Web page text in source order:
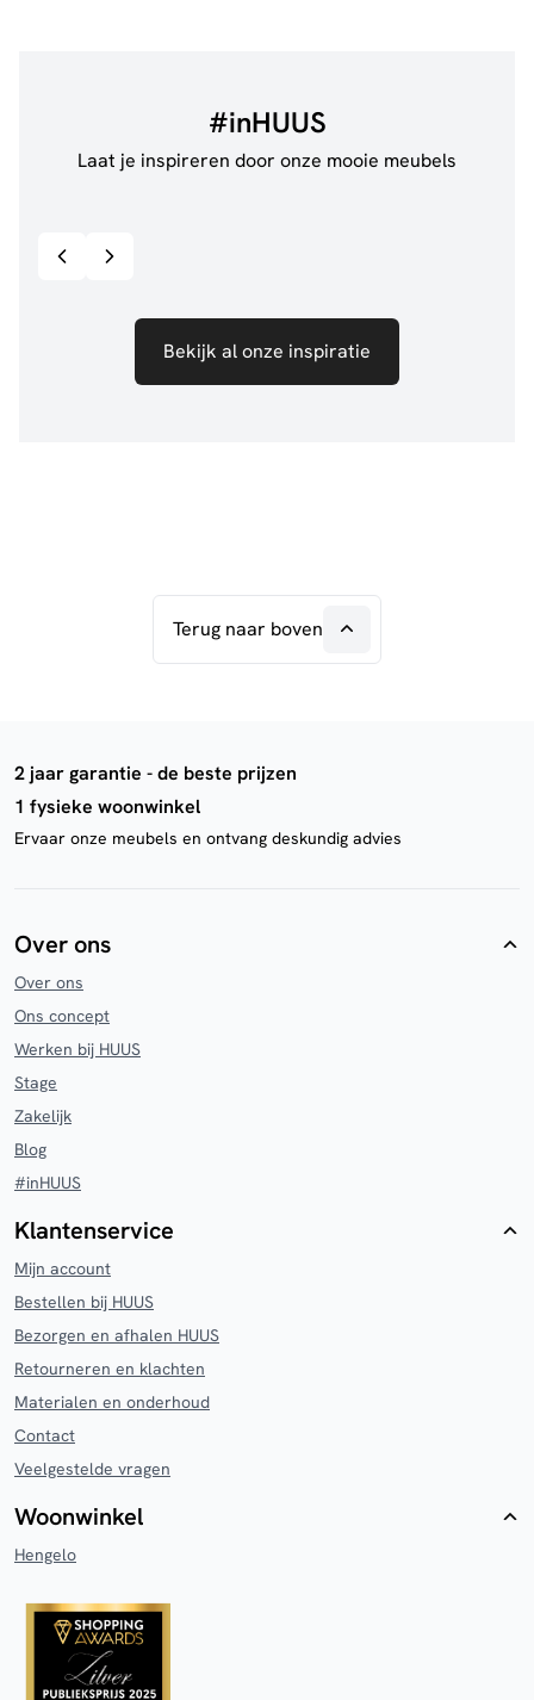
#inHUUS
Laat je inspireren door onze mooie meubels
Bekijk al onze inspiratie
Terug naar boven
2 jaar garantie - de beste prijzen
1 fysieke woonwinkel
Ervaar onze meubels en ontvang deskundig advies
Over ons
Over ons
Ons concept
Werken bij HUUS
Stage
Zakelijk
Blog
#inHUUS
Klantenservice
Mijn account
Bestellen bij HUUS
Bezorgen en afhalen HUUS
Retourneren en klachten
Materialen en onderhoud
Contact
Veelgestelde vragen
Woonwinkel
Hengelo